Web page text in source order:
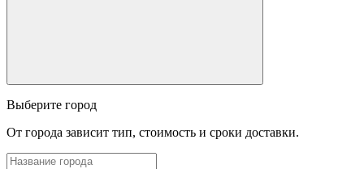
Выберите город
От города зависит тип, стоимость и сроки доставки.